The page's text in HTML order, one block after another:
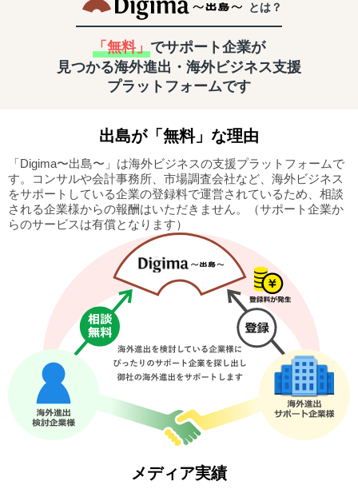
とは？
「無料」 でサポート企業が
見つかる海外進出・海外ビジネス支援
プラットフォームです
出島が「無料」な理由
「Digima〜出島〜」は海外ビジネスの支援プラットフォームで
す。
コンサルや会計事務所、市場調査会社など、海外ビジネス
をサポートしている企業の登録料で運営されているため、相談
される企業様からの報酬はいただきません。
（サポート企業か
らのサービスは有償となります）
メディア実績